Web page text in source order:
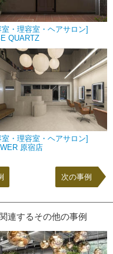
室・理容室・ヘアサロン]
QUARTZ
室・理容室・ヘアサロン]
原宿店
次の事例
連するその他の事例